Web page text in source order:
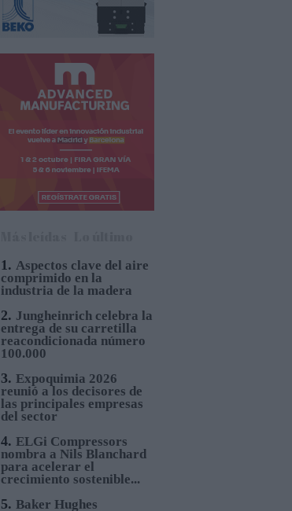
1. Aspectos clave del aire
comprimido en la
industria de la madera
2. Jungheinrich celebra la
entrega de su carretilla
reacondicionada número
100.000
3. Expoquimia 2026
reunió a los decisores de
las principales empresas
del sector
4. ELGi Compressors
nombra a Nils Blanchard
para acelerar el
crecimiento sostenible...
5. Baker Hughes